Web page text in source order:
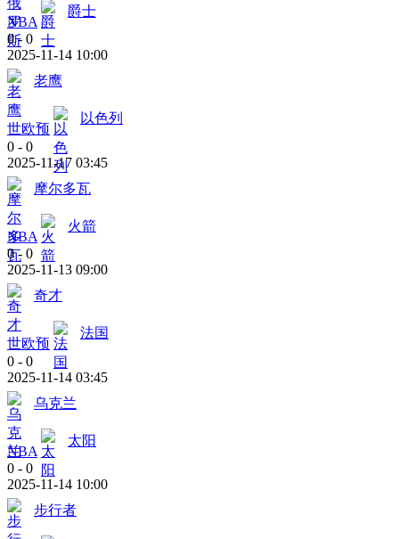
NBA
爵士
0 - 0
2025-11-14 10:00
老鹰
世欧预
以色列
0 - 0
2025-11-17 03:45
摩尔多瓦
NBA
火箭
0 - 0
2025-11-13 09:00
奇才
世欧预
法国
0 - 0
2025-11-14 03:45
乌克兰
NBA
太阳
0 - 0
2025-11-14 10:00
步行者